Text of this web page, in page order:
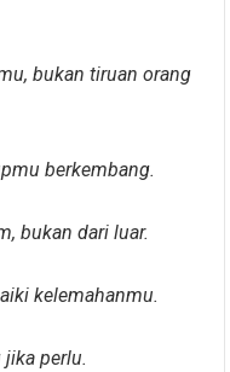
bukan tiruan orang
berkembang.
bukan dari luar.
kelemahanmu.
perlu.